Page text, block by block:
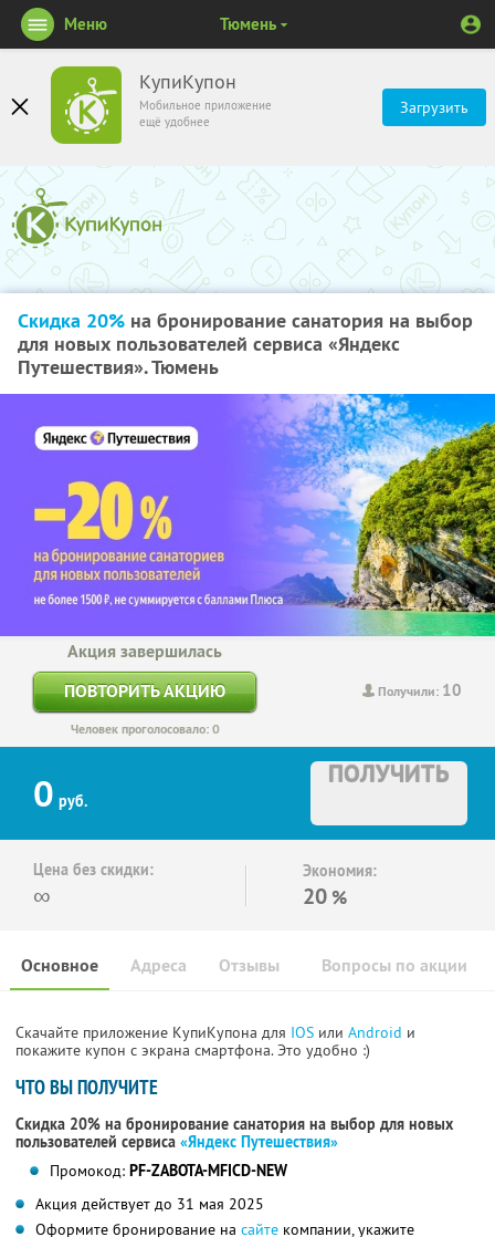
КупиКупон
Мобильное приложение
ещё удобнее
Загрузить
Меню Тюмень
Скидка 20% на бронирование санатория на выбор
для новых пользователей сервиса «Яндекс
Путешествия». Тюмень
Получили: 10
Акция завершилась
ПОВТОРИТЬ АКЦИЮ
Человек проголосовало: 0
0 руб.
ПОЛУЧИТЬ
Цена без скидки:
∞
Экономия:
20 %
Основное Отзывы Вопросы по акции
Адреса
Скачайте приложение КупиКупона для IOS или Android и
покажите купон с экрана смартфона. Это удобно :)
ЧТО ВЫ ПОЛУЧИТЕ
Скидка 20% на бронирование санатория на выбор для новых
пользователей сервиса «Яндекс Путешествия»
Промокод: PF-ZABOTA-MFICD-NEW
Акция действует до 31 мая 2025
Оформите бронирование на сайте компании, укажите